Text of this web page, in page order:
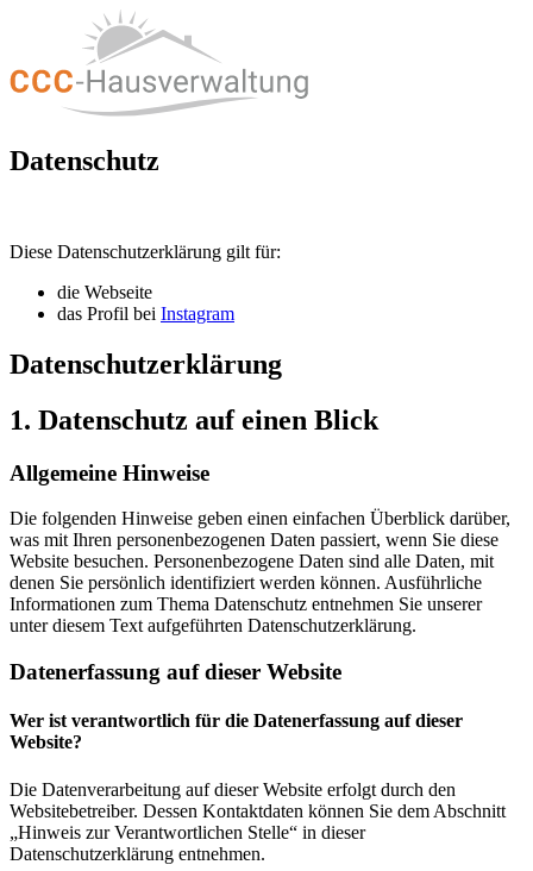
Datenschutz
Diese Datenschutzerklärung gilt für:
die Webseite
das Profil bei Instagram
Datenschutz­erklärung
1. Datenschutz auf einen Blick
Allgemeine Hinweise
Die folgenden Hinweise geben einen einfachen Überblick darüber,
was mit Ihren personenbezogenen Daten passiert, wenn Sie diese
Website besuchen. Personenbezogene Daten sind alle Daten, mit
denen Sie persönlich identifiziert werden können. Ausführliche
Informationen zum Thema Datenschutz entnehmen Sie unserer
unter diesem Text aufgeführten Datenschutzerklärung.
Datenerfassung auf dieser Website
Wer ist verantwortlich für die Datenerfassung auf dieser
Website?
Die Datenverarbeitung auf dieser Website erfolgt durch den
Websitebetreiber. Dessen Kontaktdaten können Sie dem Abschnitt
„Hinweis zur Verantwortlichen Stelle“ in dieser
Datenschutzerklärung entnehmen.